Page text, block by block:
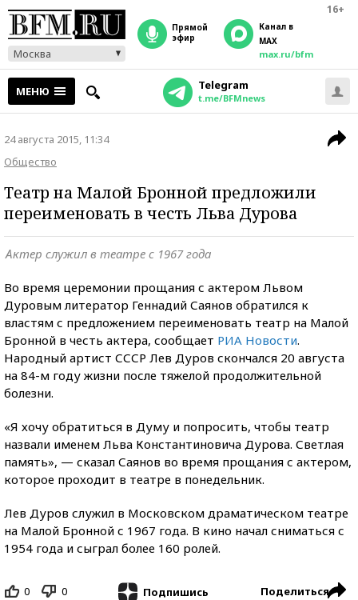
16+
Москва
прямой
эфир
Канал в
MAX
max.ru/bfm
МЕНЮ Telegram
t.me/BFMnews
24 августа 2015, 11:34
Общество
Театр на Малой Бронной предложили
переименовать в честь Льва Дурова
Актер служил в театре с 1967 года
Во время церемонии прощания с актером Львом
Дуровым литератор Геннадий Саянов обратился к
властям с предложением переименовать театр на Малой
Бронной в честь актера, сообщает РИА Новости.
Народный артист СССР Лев Дуров скончался 20 августа
на 84-м году жизни после тяжелой продолжительной
болезни.
«Я хочу обратиться в Думу и попросить, чтобы театр
назвали именем Льва Константиновича Дурова. Светлая
память», — сказал Саянов во время прощания с актером,
которое проходит в театре в понедельник.
Лев Дуров служил в Московском драматическом театре
на Малой Бронной с 1967 года. В кино начал сниматься с
1954 года и сыграл более 160 ролей.
0 0 Подпишись Поделиться